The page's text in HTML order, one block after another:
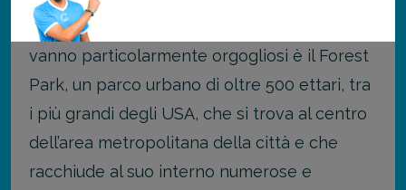
Un altro luogo di cui gli abitati di Saint Louis
vanno particolarmente orgogliosi è il Forest
Park, un parco urbano di oltre 500 ettari, tra
i più grandi degli USA, che si trova al centro
dell’area metropolitana della città e che
racchiude al suo interno numerose e